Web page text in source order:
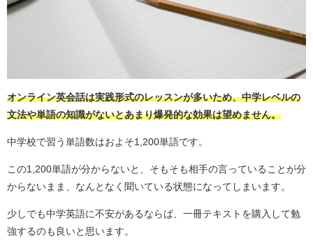
オンライン英会話は実践形式のレッスンが多いため、中学レベルの
文法や単語の知識がないとあまり爆発的な効果は望めません。
中学校で習う単語数はおよそ1,200単語です。
この1,200単語が分からないと、そもそも相手の言っていることが分
からないまま、なんとなく聞いている状態になってしまいます。
少しでも中学英語に不安があるならば、一冊テキストを購入して勉
強するのも良いと思います。